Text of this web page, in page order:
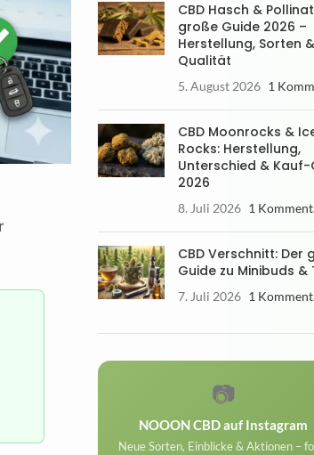
CBD Hasch &
große Guide 2026 –
Herstellung, Sorten &
Qualität
5. August 2026 1
CBD Moonrocks &
Rocks: Herstellung,
Unterschied & Kauf-
2026
8. Juli 2026 1
CBD Verschnitt: Der
Guide zu Minibuds &
7. Juli 2026 1
📷
NOOON CBD auf Instagram
Neue Sorten, Einblicke & Aktionen –